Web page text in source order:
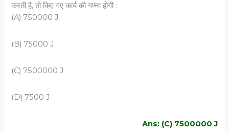
करती है, तो किए गए कार्य की गण्‍ना होगी :
(A) 750000 J
(B) 75000 J
(C) 7500000 J
(D) 7500 J
Ans: (C) 7500000 J